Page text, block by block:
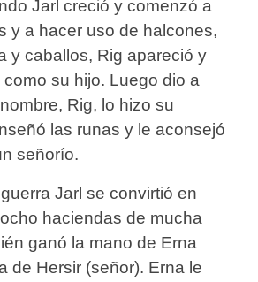
Jarl creció y comenzó a
y a hacer uso de halcones,
y caballos, Rig apareció y
su hijo. Luego dio a
Rig, lo hizo su
las runas y le aconsejó
señorío.
Jarl se convirtió en
haciendas de mucha
ganó la mano de Erna
de Hersir (señor). Erna le